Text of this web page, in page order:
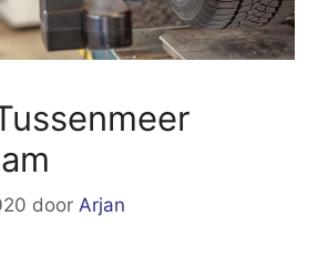
door Arjan